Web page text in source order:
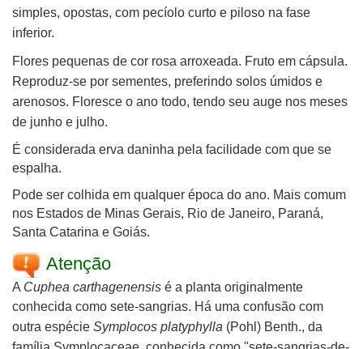
simples, opostas, com pecíolo curto e piloso na fase
inferior.
Flores pequenas de cor rosa arroxeada. Fruto em cápsula.
Reproduz-se por sementes, preferindo solos úmidos e
arenosos. Floresce o ano todo, tendo seu auge nos meses
de junho e julho.
É considerada erva daninha pela facilidade com que se
espalha.
Pode ser colhida em qualquer época do ano. Mais comum
nos Estados de Minas Gerais, Rio de Janeiro, Paraná,
Santa Catarina e Goiás.
Atenção
A Cuphea carthagenensis é a planta originalmente
conhecida como sete-sangrias. Há uma confusão com
outra espécie Symplocos platyphylla (Pohl) Benth., da